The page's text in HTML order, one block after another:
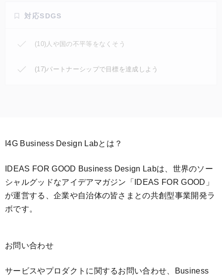
対応SDGS
(10)人や国の不平等をなくそう
(17)パートナーシップで目標を達成しよう
I4G Business Design Labとは？
IDEAS FOR GOOD Business Design Labは、世界のソー
シャルグッドなアイデアマガジン「IDEAS FOR GOOD」
が運営する、企業や自治体の皆さまとの共創型事業開発ラ
ボです。
お問い合わせ
サービスやプロダクトに関するお問い合わせ、Business